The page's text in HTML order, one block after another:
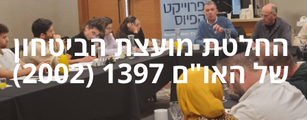
החלטת מועצת הביטחון
של האו"ם 1397 (2002)